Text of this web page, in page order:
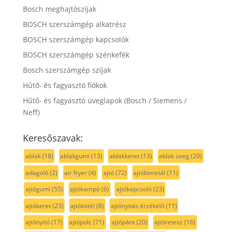
Bosch meghajtószíjak
BOSCH szerszámgép alkatrész
BOSCH szerszámgép kapcsolók
BOSCH szerszámgép szénkefék
Bosch szerszámgép szíjak
Hűtő- és fagyasztó fiókok
Hűtő- és fagyasztó üveglapok (Bosch / Siemens /
Neff)
Keresőszavak:
ablak(18) ablakgumi (13) ablakkeret(13) ablak üveg(20)
adagoló(2) air fryer(4) ajtó(72) ajtóbimetál (11)
ajtógumi (55) ajtókampó(6) ajtókapcsoló(23)
ajtókeret(23) ajtókötél (8) ajtónyitás érzékelő(11)
ajtónyitó(17) ajtópolc(71) ajtópánt(20) ajtóretesz (16)